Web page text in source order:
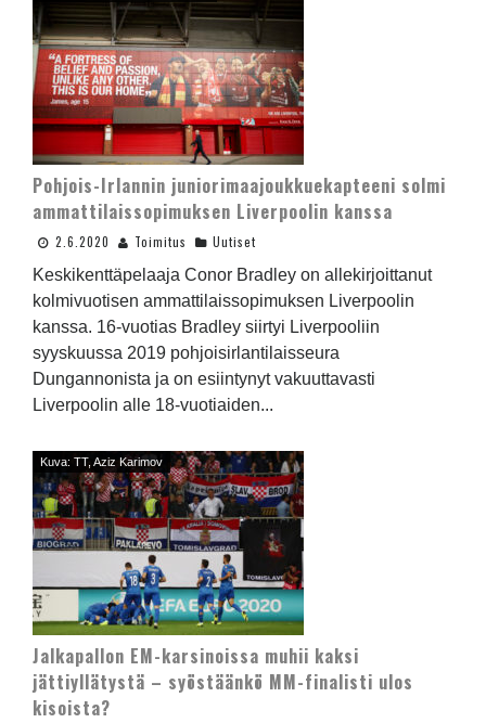
Pohjois-Irlannin juniorimaajoukkuekapteeni solmi
ammattilaissopimuksen Liverpoolin kanssa
2.6.2020 Toimitus Uutiset
Keskikenttäpelaaja Conor Bradley on allekirjoittanut
kolmivuotisen ammattilaissopimuksen Liverpoolin
kanssa. 16-vuotias Bradley siirtyi Liverpooliin
syyskuussa 2019 pohjoisirlantilaisseura
Dungannonista ja on esiintynyt vakuuttavasti
Liverpoolin alle 18-vuotiaiden...
Kuva: TT, Aziz Karimov
Jalkapallon EM-karsinoissa muhii kaksi
jättiyllätystä – syöstäänkö MM-finalisti ulos
kisoista?